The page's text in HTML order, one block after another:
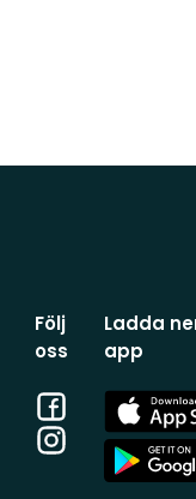
Följ
oss
Facebook
Instagram
Ladda
app
App
Store
App
Store